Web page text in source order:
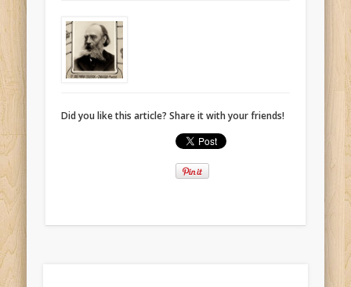
Did you like this article? Share it with your friends!